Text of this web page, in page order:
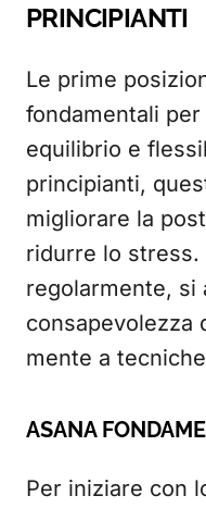
PRINCIPIANTI
Le prime
fondamentali
equilibrio e
principianti,
migliorare la
ridurre lo stress.
regolarmente, si
consapevolezza
mente a
ASANA
Per iniziare con